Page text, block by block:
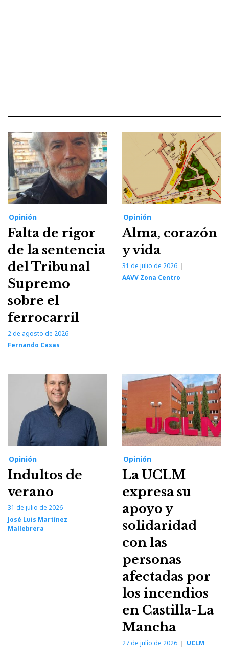
Opinión
Falta de rigor
de la sentencia
del Tribunal
Supremo
sobre el
ferrocarril
2 de agosto de 2026
Fernando Casas
Opinión
Alma, corazón
y vida
31 de julio de 2026
AAVV Zona Centro
Opinión
Indultos de
verano
31 de julio de 2026
José Luis Martínez
Mallebrera
Opinión
La UCLM
expresa su
apoyo y
solidaridad
con las
personas
afectadas por
los incendios
en Castilla-La
Mancha
27 de julio de 2026 UCLM